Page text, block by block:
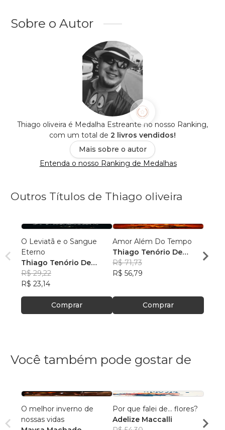
Sobre o Autor
Thiago oliveira é Medalha Estreante no nosso Ranking,
com um total de 2 livros vendidos!
Mais sobre o autor
Entenda o nosso Ranking de Medalhas
Outros Títulos de Thiago oliveira
O Leviatã e o Sangue
Eterno
Thiago Tenório De
Oliveira
R$ 29,22
R$ 23,14
Comprar
Amor Além Do Tempo
Thiago Tenório De
Oliveira
R$ 71,73
R$ 56,79
Comprar
Você também pode gostar de
O melhor inverno de
nossas vidas
Por que falei de... flores?
Adelize Maccalli
Nilva